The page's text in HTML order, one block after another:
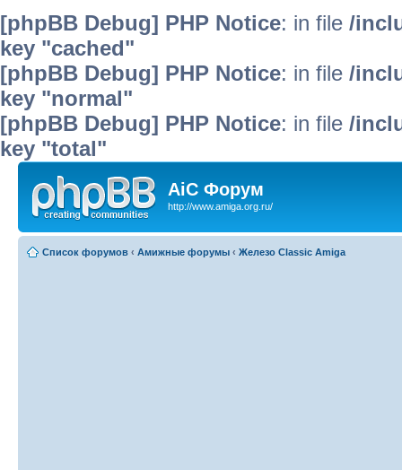
[phpBB Debug] PHP Notice: in file /
key "cached"
[phpBB Debug] PHP Notice: in file /
key "normal"
[phpBB Debug] PHP Notice: in file /
key "total"
AiC Форум
http://www.amiga.org.ru/
Список форумов ‹ Амижные форумы ‹ Железо Classic Amiga